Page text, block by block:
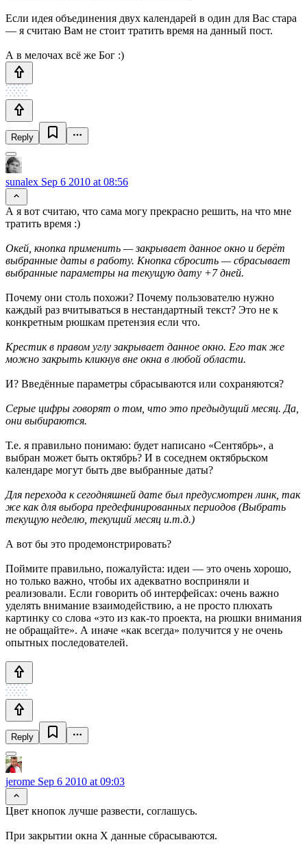
Если идея объединения двух календарей в один для Вас стара
— я считаю Вам не стоит тратить время на данный пост.
А в мелочах всё же Бог :)
Reply
sunalex Sep 6 2010 at 08:56
А я вот считаю, что сама могу прекрасно решить, на что мне
тратить время :)
Окей, кнопка применить — закрывает данное окно и берёт
выбранные даты в работу. Кнопка сбросить — сбрасывает
выбранные параметры на текущую дату +7 дней.
Почему они столь похожи? Почему пользователю нужно
каждый раз вчитываться в нестандартный текст? Это не к
конкретным рюшкам претензия если что.
Крестик в правом углу закрывает данное окно. Его так же
можно закрыть кликнув вне окна в любой области.
И? Введённые параметры сбрасываются или сохраняются?
Серые цифры говорят о том, что это предыдущий месяц. Да,
они выбираются.
Т.е. я правильно понимаю: будет написано «Сентябрь», а
выбран может быть октябрь? И в соседнем октябрьском
календаре могут быть две выбранные даты?
Для перехода к сегодняшней дате был предусмотрен линк, так
же как для выбора предефинированных периодов (Выбрать
текущую неделю, текущий месяц и.т.д.)
А вот бы это продемонстрировать?
Поймите правильно, пожалуйста: идеи — это очень хорошо,
но только важно, чтобы их адекватно восприняли и
реализовали. Если говорить об интерфейсах: очень важно
уделять внимание взаимодействию, а не просто плюхать
картинку со слова «это из как-то проекта, на рюшки внимания
не обращайте». А иначе «как всегда» получится у не очень
опытных последователей.
Reply
jerome Sep 6 2010 at 09:03
Цвет кнопок лучше развести, соглашусь.
При закрытии окна Х данные сбрасываются.